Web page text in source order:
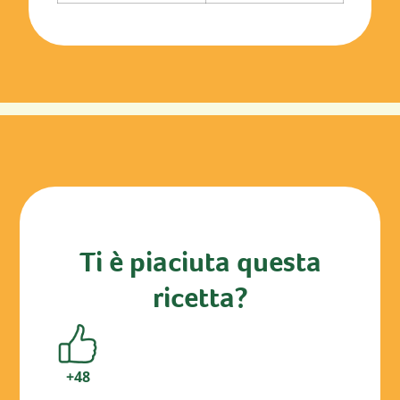
Ti è piaciuta questa
ricetta?
+48numero